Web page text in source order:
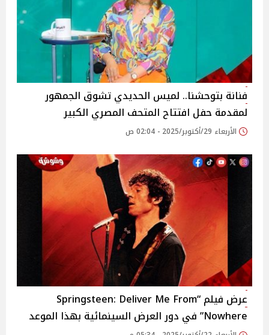
فنانة بتوحشنا.. لميس الحديدي تشوق الجمهور
لمقدمة حفل افتتاح المتحف المصري الكبير
الأربعاء 29/أكتوبر/2025 - 02:04 ص
عرض فيلم “Springsteen: Deliver Me From
Nowhere” في دور العرض السينمائية بهذا الموعد